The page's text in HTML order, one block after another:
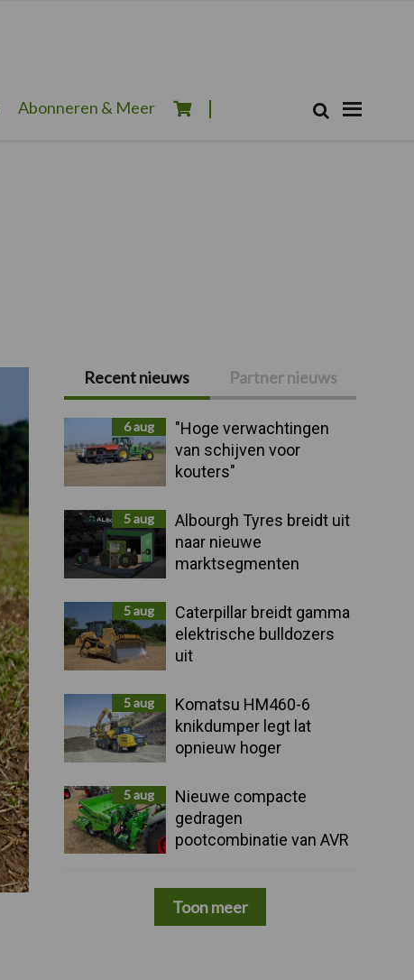
Abonneren & Meer Zoek
Primaire
Sidebar
Recent nieuws Partner nieuws
6 aug
"Hoge verwachtingen
van schijven voor
kouters"
5 aug
Albourgh Tyres breidt uit
naar nieuwe
marktsegmenten
5 aug
Caterpillar breidt gamma
elektrische bulldozers
uit
5 aug
Komatsu HM460-6
knikdumper legt lat
opnieuw hoger
5 aug
Nieuwe compacte
gedragen
pootcombinatie van AVR
Toon meer